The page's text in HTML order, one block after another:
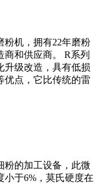
粉机，拥有22年磨粉
和供应商。 R系列
升级改造，具有低损
优点，它比传统的雷
粉的加工设备，此微
于6%，莫氏硬度在